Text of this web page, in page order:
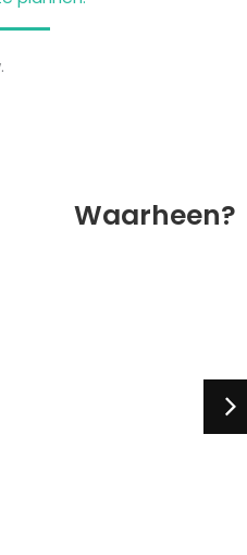
Waarheen?